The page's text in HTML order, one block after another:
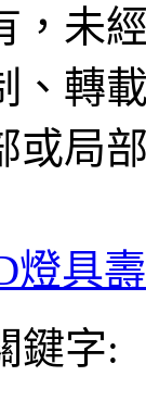
，未
、轉
或局
燈具
鍵字: